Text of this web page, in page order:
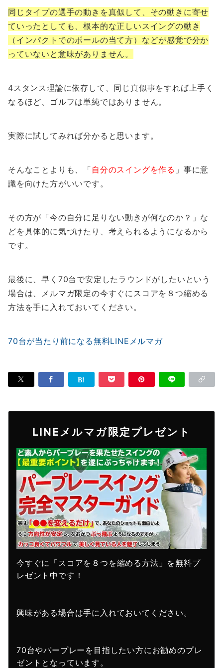
同じタイプの選手の動きを真似して、その動きに寄せ
ていったとしても、根本的な正しいスイングの動き
（インパクトでのボールの当て方）などが感覚で分か
っていないと意味がありません。
4スタンス理論に依存して、同じ真似事をすれば上手く
なるほど、ゴルフは単純ではありません。
実際に試してみれば分かると思います。
そんなことよりも、「 自分のスイングを作る 」事に意
識を向けた方がいいです。
その方が「今の自分に足りない動きが何なのか？」な
どを具体的に気づけたり、考えられるようになるから
です。
最後に、早く70台で安定したラウンドがしたいという
場合は、メルマガ限定の今すぐにスコアを８つ縮める
方法を手に入れておいてください。
70台が当たり前になる無料LINEメルマガ
LINEメルマガ限定プレゼント
今すぐに「スコアを８つを縮める方法」を無料プ
レゼント中です！
興味がある場合は手に入れておいてください。
70台やパープレーを目指したい方にお勧めのプレ
ゼントとなっています。